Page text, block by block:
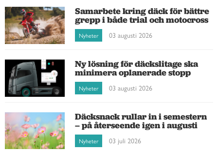
Samarbete kring däck för bättre
grepp i både trial och motocross
Nyheter 03 augusti 2026
Ny lösning för däckslitage ska
minimera oplanerade stopp
Nyheter 03 augusti 2026
Däcksnack rullar in i semestern
– på återseende igen i augusti
Nyheter 03 juli 2026